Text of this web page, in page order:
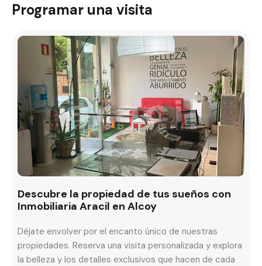
Programar una visita
Descubre la propiedad de tus sueños con
Inmobiliaria Aracil en Alcoy
Déjate envolver por el encanto único de nuestras
propiedades. Reserva una visita personalizada y explora
la belleza y los detalles exclusivos que hacen de cada